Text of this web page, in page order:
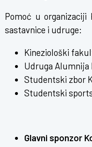
Pomoć u organizaciji
sastavnice i udruge:
Kineziološki
Udruga Alumnija
Studentski zbor
Studentski
Glavni sponzor